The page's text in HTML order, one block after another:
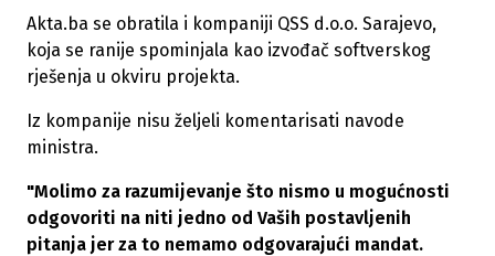
Akta.ba se obratila i kompaniji QSS d.o.o. Sarajevo,
koja se ranije spominjala kao izvođač softverskog
rješenja u okviru projekta.
Iz kompanije nisu željeli komentarisati navode
ministra.
"Molimo za razumijevanje što nismo u mogućnosti
odgovoriti na niti jedno od Vaših postavljenih
pitanja jer za to nemamo odgovarajući mandat.